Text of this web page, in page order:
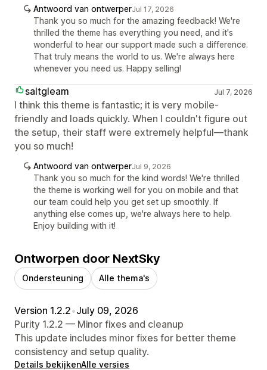
Antwoord van ontwerperJul 17, 2026
Thank you so much for the amazing feedback! We're
thrilled the theme has everything you need, and it's
wonderful to hear our support made such a difference.
That truly means the world to us. We're always here
whenever you need us. Happy selling!
saltgleam Jul 7, 2026
I think this theme is fantastic; it is very mobile-
friendly and loads quickly. When I couldn't figure out
the setup, their staff were extremely helpful—thank
you so much!
Antwoord van ontwerperJul 9, 2026
Thank you so much for the kind words! We're thrilled
the theme is working well for you on mobile and that
our team could help you get set up smoothly. If
anything else comes up, we're always here to help.
Enjoy building with it!
Ontworpen door NextSky
Ondersteuning Alle thema's
Version 1.2.2•July 09, 2026
Purity 1.2.2 — Minor fixes and cleanup
This update includes minor fixes for better theme
consistency and setup quality.
Details bekijkenAlle versies